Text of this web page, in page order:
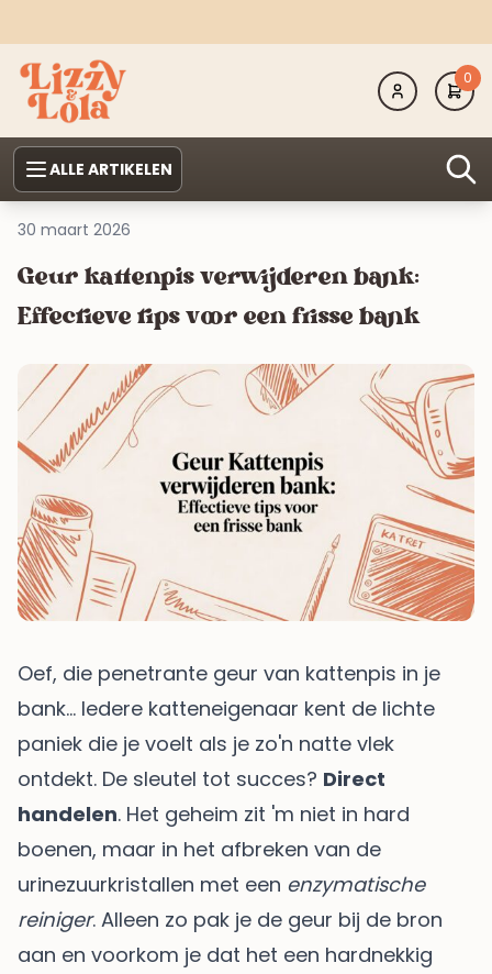
0
ALLE ARTIKELEN
30 maart 2026
Geur kattenpis verwijderen bank:
Effectieve tips voor een frisse bank
Oef, die penetrante geur van kattenpis in je
bank… Iedere katteneigenaar kent de lichte
paniek die je voelt als je zo'n natte vlek
ontdekt. De sleutel tot succes? Direct
handelen. Het geheim zit 'm niet in hard
boenen, maar in het afbreken van de
urinezuurkristallen met een enzymatische
reiniger. Alleen zo pak je de geur bij de bron
aan en voorkom je dat het een hardnekkig